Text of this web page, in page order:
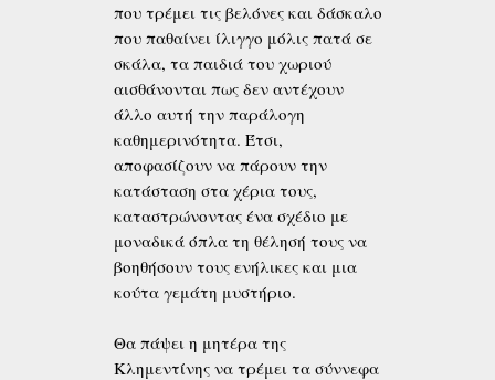
που τρέμει τις βελόνες και δάσκαλο
που παθαίνει ίλιγγο μόλις πατά σε
σκάλα, τα παιδιά του χωριού
αισθάνονται πως δεν αντέχουν
άλλο αυτή την παράλογη
καθημερινότητα. Έτσι,
αποφασίζουν να πάρουν την
κατάσταση στα χέρια τους,
καταστρώνοντας ένα σχέδιο με
μοναδικά όπλα τη θέλησή τους να
βοηθήσουν τους ενήλικες και μια
κούτα γεμάτη μυστήριο.
Θα πάψει η μητέρα της
Κλημεντίνης να τρέμει τα σύννεφα